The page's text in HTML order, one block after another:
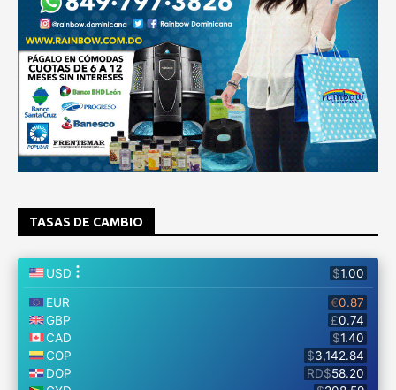
TASAS DE CAMBIO